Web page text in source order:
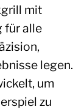
mit
für alle
legen.
um
zu